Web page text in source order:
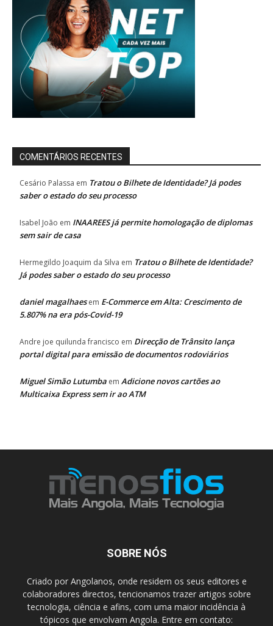
COMENTÁRIOS RECENTES
Cesário Palassa em Tratou o Bilhete de Identidade? Já podes
saber o estado do seu processo
Isabel João em INAAREES já permite homologação de diplomas
sem sair de casa
Hermegildo Joaquim da Silva em Tratou o Bilhete de Identidade?
Já podes saber o estado do seu processo
daniel magalhaesem E-Commerce em Alta: Crescimento de
5.807% na era pós-Covid-19
Andre joe quilunda francisco em Direcção de Trânsito lança
portal digital para emissão de documentos rodoviários
Miguel Simão Lutumba em Adicione novos cartões ao
Multicaixa Express sem ir ao ATM
SOBRE NÓS
Criado por Angolanos, onde residem os seus editores e
colaboradores directos, tencionamos trazer artigos sobre
tecnologia, ciência e afins, com uma maior incidência à
tópicos que envolvam Angola. Entre em contato: